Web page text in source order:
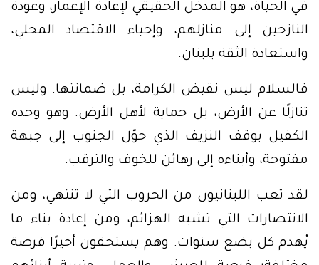
في الحياة، هو المدخل الحقيقي لإعادة الإعمار، وعودة
النازحين إلى منازلهم، وإحياء الاقتصاد المحلي،
واستعادة الثقة بلبنان.
فالسلام ليس نقيض الكرامة، بل ضمانتها. وليس
تنازلًا عن الأرض، بل حماية لأهل الأرض. وهو وحده
الكفيل بوقف النزيف الذي حوّل الجنوب إلى جبهة
مفتوحة، وأبناءه إلى رهائن للخوف والترقب.
لقد تعب اللبنانيون من الحروب التي لا تنتهي، ومن
الانتصارات التي تشبه الهزائم، ومن إعادة بناء ما
يُهدم كل بضع سنوات. وهم يستحقون أخيرًا فرصة